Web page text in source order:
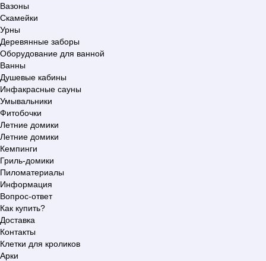
Вазоны
Скамейки
Урны
Деревянные заборы
Оборудование для ванной
Ванны
Душевые кабины
Инфакрасные сауны
Умывальники
Фитобочки
Летние домики
Летние домики
Кемпинги
Гриль-домики
Пиломатериалы
Информация
Вопрос-ответ
Как купить?
Доставка
Контакты
Клетки для кроликов
Арки